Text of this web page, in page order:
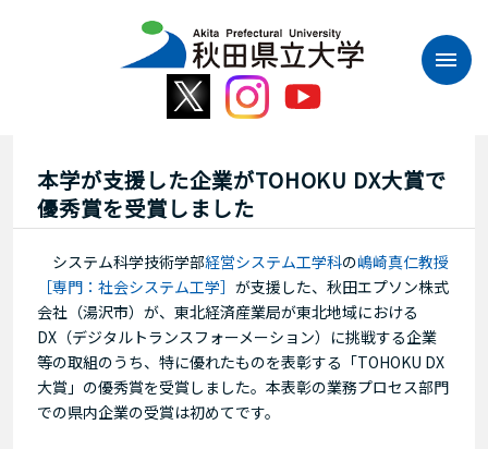
本学が支援した企業がTOHOKU DX大賞で
優秀賞を受賞しました
システム科学技術学部経営システム工学科の嶋崎真仁教授
［専門：社会システム工学］ が支援した、秋田エプソン株式
会社（湯沢市）が、東北経済産業局が東北地域における
DX（デジタルトランスフォーメーション）に挑戦する企業
等の取組のうち、特に優れたものを表彰する「TOHOKU DX
大賞」の優秀賞を受賞しました。本表彰の業務プロセス部門
での県内企業の受賞は初めてです。